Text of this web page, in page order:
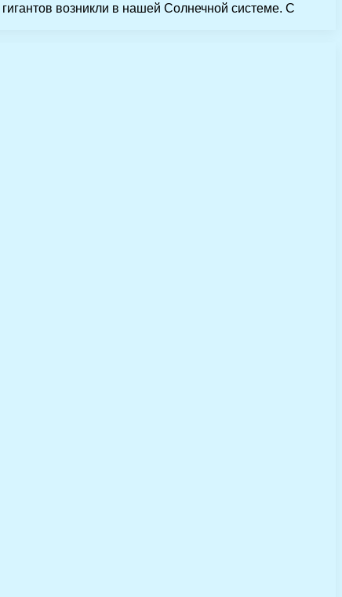
возникли в нашей Солнечной системе. С